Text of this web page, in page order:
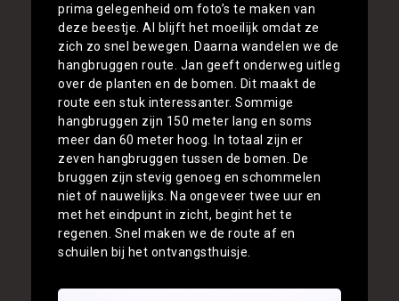
prima gelegenheid om foto’s te maken van
deze beestje. Al blijft het moeilijk omdat ze
zich zo snel bewegen. Daarna wandelen we de
hangbruggen route. Jan geeft onderweg uitleg
over de planten en de bomen. Dit maakt de
route een stuk interessanter. Sommige
hangbruggen zijn 150 meter lang en soms
meer dan 60 meter hoog. In totaal zijn er
zeven hangbruggen tussen de bomen. De
bruggen zijn stevig genoeg en schommelen
niet of nauwelijks. Na ongeveer twee uur en
met het eindpunt in zicht, begint het te
regenen. Snel maken we de route af en
schuilen bij het ontvangsthuisje.